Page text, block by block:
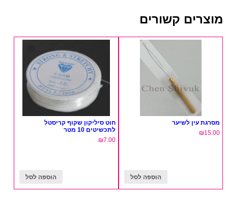
מוצרים קשורים
מסרגת עין לשיער
₪15.00
הוספה לסל
חוט סיליקון שקוף קריסטל
לתכשיטים 10 מטר
₪7.00
הוספה לסל